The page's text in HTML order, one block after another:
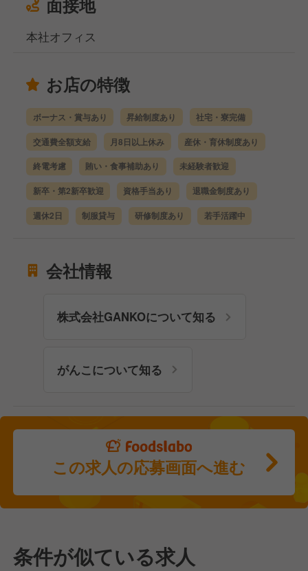
本社オフィス
お店の特徴
ボーナス・賞与あり 昇給制度あり 社宅・寮完備
交通費全額支給 月8日以上休み 産休・育休制度あり
終電考慮 賄い・食事補助あり 未経験者歓迎
新卒・第2新卒歓迎 資格手当あり 退職金制度あり
週休2日 制服貸与 研修制度あり 若手活躍中
会社情報
株式会社GANKOについて知る
がんこについて知る
この求人の応募画面へ進む
条件が似ている求人